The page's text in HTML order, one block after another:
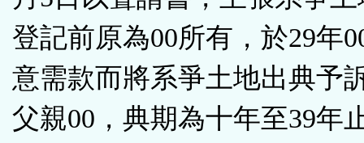
登記前原為00所有，於29年
意需款而將系爭土地出典予
父親00，典期為十年至39年